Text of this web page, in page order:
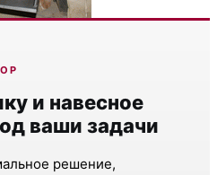
и навесное
ваши задачи
решение,